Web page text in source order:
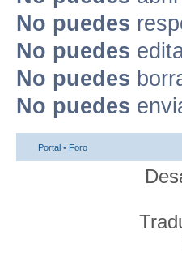
No puedes
No puedes
No puedes
No puedes
Portal • Foro